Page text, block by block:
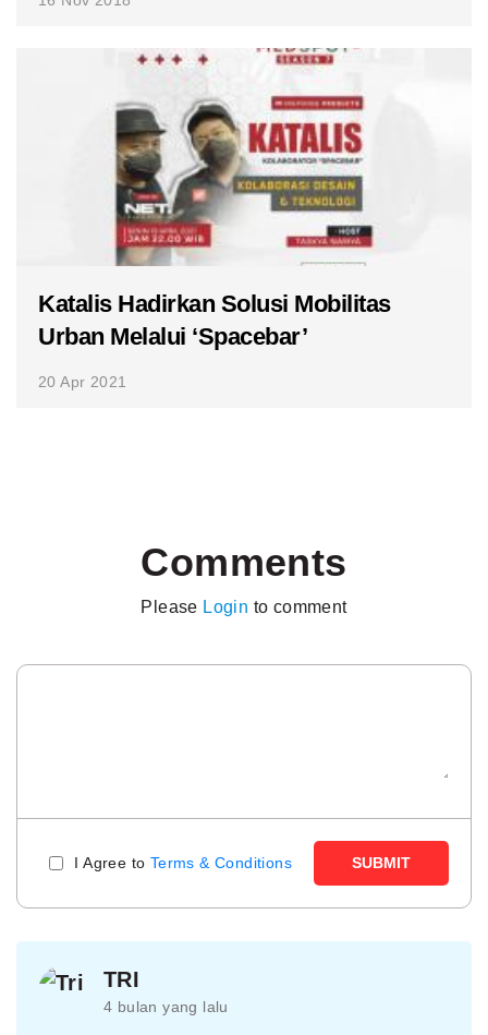
Katalis Hadirkan Solusi Mobilitas
Urban Melalui ‘Spacebar’
20 Apr 2021
Comments
Please Login to comment
I Agree to Terms & Conditions SUBMIT
TRI
4 bulan yang lalu